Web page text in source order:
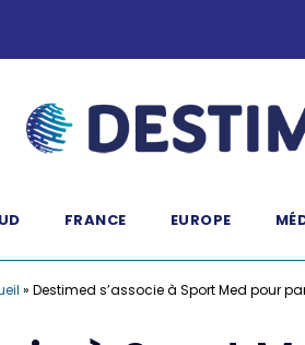
FRANCE EUROPE
» Destimed s’associe à Sport Med pour